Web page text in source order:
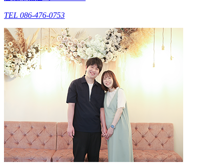
TEL 086-476-0753